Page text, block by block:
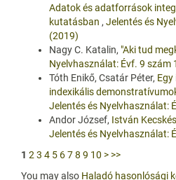
Adatok és adatforrások
kutatásban , Jelentés és
(2019)
Nagy C. Katalin, "Aki tud
Nyelvhasználat: Évf. 9 szám
Tóth Enikő, Csatár Péter, Egy
indexikális
Jelentés és Nyelvhasználat:
Andor József, István
Jelentés és Nyelvhasználat:
1 2 3 4 5 678 9 10 > >>
You may also Haladó hasonlósági